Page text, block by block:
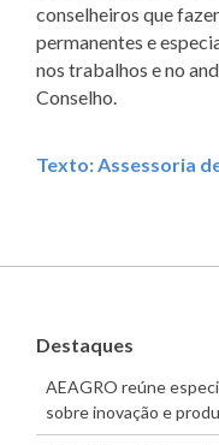
conselheiros que
permanentes e
nos trabalhos e no
Conselho.
Texto: Assessoria
Destaques
AEAGRO reúne
sobre inovação e